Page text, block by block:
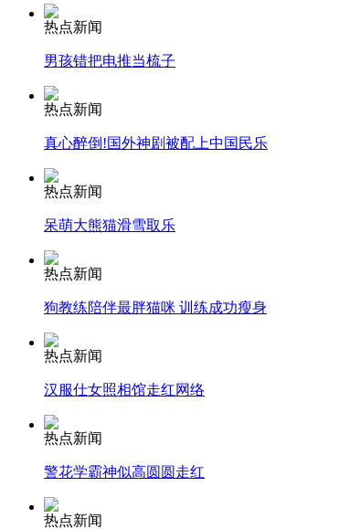
外交部：有关国家言论片面不公正
安徽一实载49人客车翻车
走！跟着总书记去植树
消防员救轻生者 花炮节热闹非凡 减压"枕头大战"
纽约上演“枕头大战”
司机酒驾遇交警 急速倒车逃窜
热点新闻
男孩错把电推当梳子
热点新闻
真心醉倒!国外神剧被配上中国民乐
热点新闻
呆萌大熊猫滑雪取乐
热点新闻
狗教练陪伴最胖猫咪 训练成功瘦身
热点新闻
汉服仕女照相馆走红网络
热点新闻
警花学霸神似高圆圆走红
热点新闻